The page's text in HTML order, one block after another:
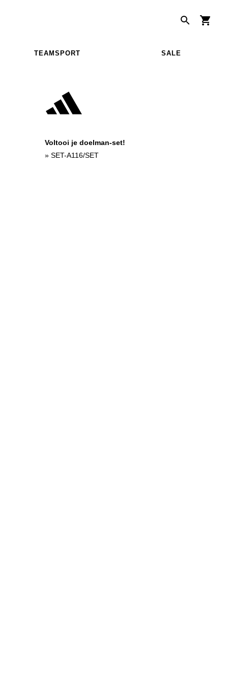
TEAMSPORT SALE
Voltooi je doelman-set!
» SET-A116/SET